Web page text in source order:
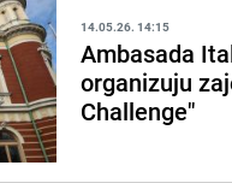
14.05.26. 14:15
Ambasada
organizuju
Challenge"